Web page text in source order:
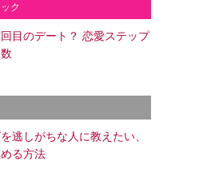
ク
目のデート？ 恋愛ステップ
逃しがちな人に教えたい、
る方法